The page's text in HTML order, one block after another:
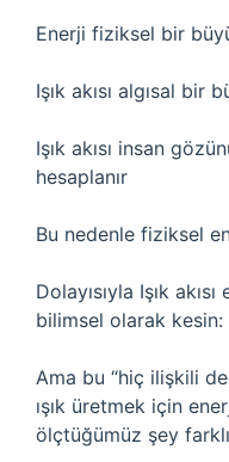
Enerji fiziksel bir
Işık akısı algısal bir
Işık akısı insan
hesaplanır
Bu nedenle fiziksel
Dolayısıyla Işık
bilimsel olarak kesin:
Ama bu “hiç ilişkili
ışık üretmek için
ölçtüğümüz şey